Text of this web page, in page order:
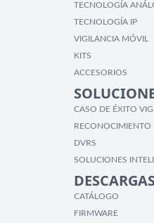
TECNOLOGÍA
TECNOLOGÍA IP
VIGILANCIA MÓVIL
KITS
ACCESORIOS
CASO DE ÉXITO
RECONOCIMIENTO
DVRS
SOLUCIONES
CATÁLOGO
FIRMWARE